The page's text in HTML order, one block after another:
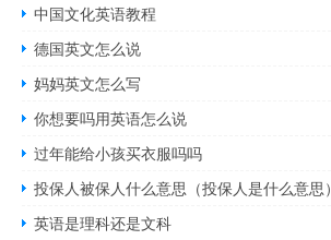
中国文化英语教程
德国英文怎么说
妈妈英文怎么写
你想要吗用英语怎么说
过年能给小孩买衣服吗吗
投保人被保人什么意思（投保人是什么意思）
英语是理科还是文科